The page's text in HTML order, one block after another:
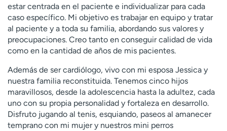
t
r
a
r
estar centrada en el paciente e individualizar para cada
caso específico. Mi objetivo es trabajar en equipo y tratar
al paciente y a toda su familia, abordando sus valores y
preocupaciones. Creo tanto en conseguir calidad de vida
como en la cantidad de años de mis pacientes.
Además de ser cardiólogo, vivo con mi esposa Jessica y
nuestra familia reconstituida. Tenemos cinco hijos
maravillosos, desde la adolescencia hasta la adultez, cada
uno con su propia personalidad y fortaleza en desarrollo.
Disfruto jugando al tenis, esquiando, paseos al amanecer
temprano con mi mujer y nuestros mini perros